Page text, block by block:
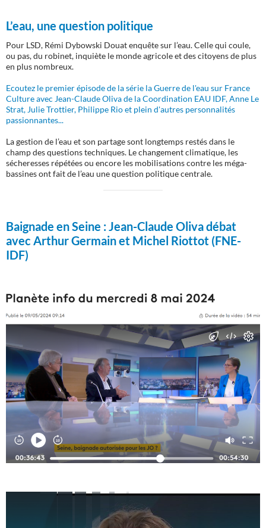
L’eau, une question politique
Pour LSD, Rémi Dybowski Douat enquête sur l’eau. Celle qui coule,
ou pas, du robinet, inquiète le monde agricole et des citoyens de plus
en plus nombreux.
Ecoutez le premier épisode de la série la Guerre de l'eau sur France
Culture avec Jean-Claude Oliva de la Coordination EAU IDF, Anne Le
Strat, Julie Trottier, Philippe Rio et plein d'autres personnalités
passionnantes...
La gestion de l’eau et son partage sont longtemps restés dans le
champ des questions techniques. Le changement climatique, les
sécheresses répétées ou encore les mobilisations contre les méga-
bassines ont fait de l’eau une question politique centrale.
Baignade en Seine :Jean-Claude Oliva débat
avec Arthur Germain et Michel Riottot (FNE-
IDF)